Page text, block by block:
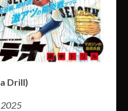
Drill)
2025